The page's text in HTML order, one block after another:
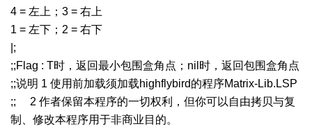
4 = 左上；3 = 右上
1 = 左下；2 = 右下
|;
;;Flag : T时，返回最小包围盒角点；nil时，返回包围盒角点
;;说明 1 使用前加载须加载highflybird的程序Matrix-Lib.LSP
;; 2 作者保留本程序的一切权利，但你可以自由拷贝与复
制、修改本程序用于非商业目的。